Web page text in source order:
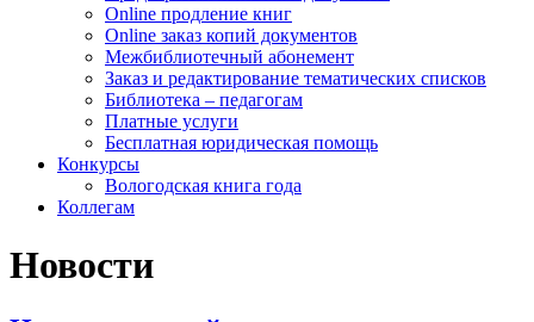
Online продление книг
Online заказ копий документов
Межбиблиотечный абонемент
Заказ и редактирование тематических списков
Библиотека – педагогам
Платные услуги
Бесплатная юридическая помощь
Конкурсы
Вологодская книга года
Коллегам
Новости